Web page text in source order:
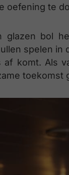
oefening te
glazen bol
spelen
af komt. Als
toekomst